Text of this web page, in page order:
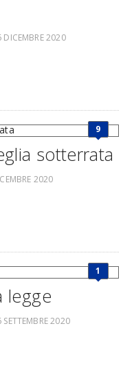
DICEMBRE 2020
9
sotterrata
2020
1
legge
SETTEMBRE 2020